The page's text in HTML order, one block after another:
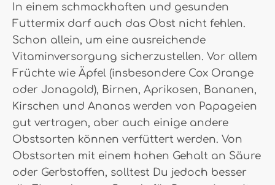
In einem schmackhaften und gesunden
Futtermix darf auch das Obst nicht fehlen.
Schon allein, um eine ausreichende
Vitaminversorgung sicherzustellen. Vor allem
Früchte wie Äpfel (insbesondere Cox Orange
oder Jonagold), Birnen, Aprikosen, Bananen,
Kirschen und Ananas werden von Papageien
gut vertragen, aber auch einige andere
Obstsorten können verfüttert werden. Von
Obstsorten mit einem hohen Gehalt an Säure
oder Gerbstoffen, solltest Du jedoch besser